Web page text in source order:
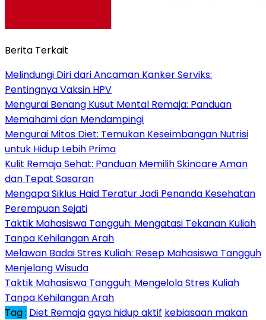
Berita Terkait
Melindungi Diri dari Ancaman Kanker Serviks:
Pentingnya Vaksin HPV
Mengurai Benang Kusut Mental Remaja: Panduan
Memahami dan Mendampingi
Mengurai Mitos Diet: Temukan Keseimbangan Nutrisi
untuk Hidup Lebih Prima
Kulit Remaja Sehat: Panduan Memilih Skincare Aman
dan Tepat Sasaran
Mengapa Siklus Haid Teratur Jadi Penanda Kesehatan
Perempuan Sejati
Taktik Mahasiswa Tangguh: Mengatasi Tekanan Kuliah
Tanpa Kehilangan Arah
Melawan Badai Stres Kuliah: Resep Mahasiswa Tangguh
Menjelang Wisuda
Taktik Mahasiswa Tangguh: Mengelola Stres Kuliah
Tanpa Kehilangan Arah
Tag : Diet Remajagaya hidup aktif kebiasaan makan